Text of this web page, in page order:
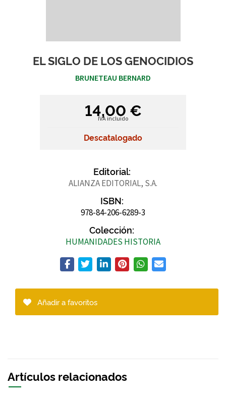
EL SIGLO DE LOS GENOCIDIOS
BRUNETEAU BERNARD
14,00 €
IVA incluido
Descatalogado
Editorial:
ALIANZA EDITORIAL, S.A.
ISBN:
978-84-206-6289-3
Colección:
HUMANIDADES HISTORIA
Añadir a favoritos
Artículos relacionados